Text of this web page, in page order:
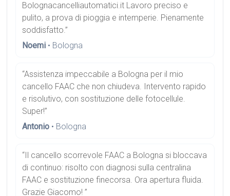
Bolognacancelliautomatici.it Lavoro preciso e
pulito, a prova di pioggia e intemperie. Pienamente
soddisfatto.”
Noemi • Bologna
“Assistenza impeccabile a Bologna per il mio
cancello FAAC che non chiudeva. Intervento rapido
e risolutivo, con sostituzione delle fotocellule.
Super!”
Antonio • Bologna
“Il cancello scorrevole FAAC a Bologna si bloccava
di continuo: risolto con diagnosi sulla centralina
FAAC e sostituzione finecorsa. Ora apertura fluida.
Grazie Giacomo! ”